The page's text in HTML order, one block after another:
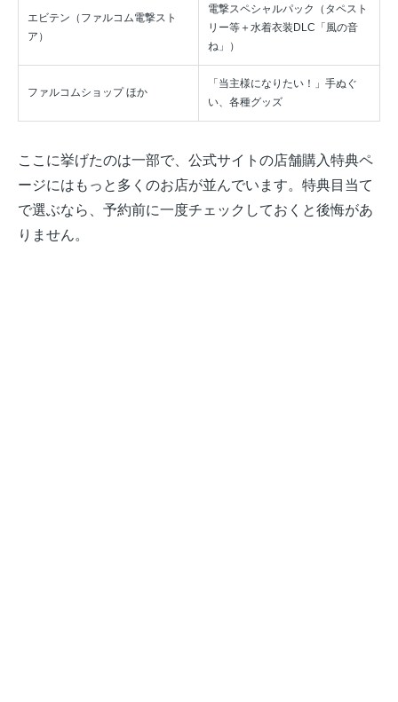
エビテン（ファルコム電撃スト
ア）
電撃スペシャルパック（タペスト
リー等＋水着衣装DLC「風の音
ね」）
ファルコムショップ ほか
「当主様になりたい！」手ぬぐ
い、各種グッズ
ここに挙げたのは一部で、公式サイトの店舗購入特典ペ
ージにはもっと多くのお店が並んでいます。特典目当て
で選ぶなら、予約前に一度チェックしておくと後悔があ
りません。